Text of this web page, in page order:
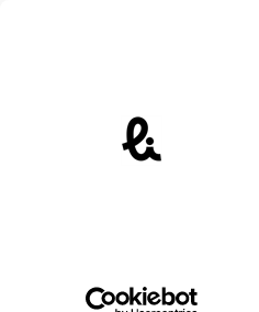
Livsmedelsföretagen